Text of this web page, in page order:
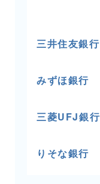
三井住友銀行
みずほ銀行
三菱UFJ銀行
りそな銀行